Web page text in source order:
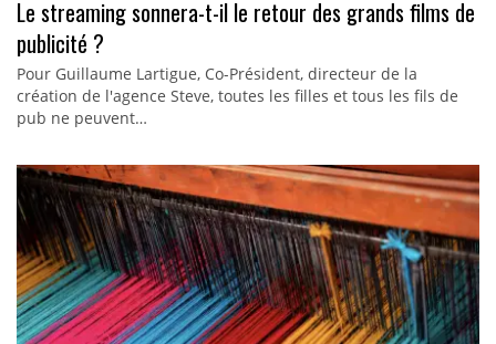
Le streaming sonnera-t-il le retour des grands films de
publicité ?
Pour Guillaume Lartigue, Co-Président, directeur de la
création de l'agence Steve, toutes les filles et tous les fils de
pub ne peuvent…